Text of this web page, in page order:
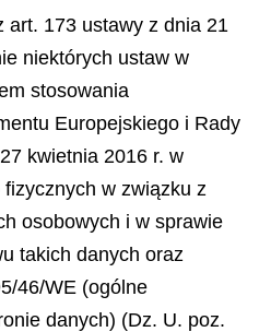
art. 173 ustawy z dnia 21
niektórych ustaw w
stosowania
Europejskiego i Rady
kwietnia 2016 r. w
w związku z
osobowych i w sprawie
takich danych oraz
46/WE (ogólne
danych) (Dz. U. poz.